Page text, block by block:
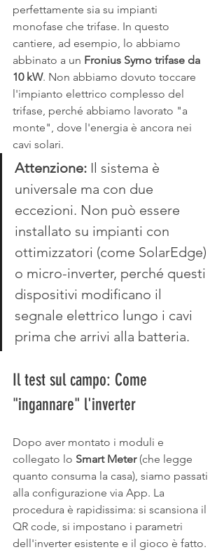
perfettamente sia su impianti
monofase che trifase. In questo
cantiere, ad esempio, lo abbiamo
abbinato a un Fronius Symo trifase da
10 kW. Non abbiamo dovuto toccare
l'impianto elettrico complesso del
trifase, perché abbiamo lavorato "a
monte", dove l'energia è ancora nei
cavi solari.
Attenzione: Il sistema è
universale ma con due
eccezioni. Non può essere
installato su impianti con
ottimizzatori (come SolarEdge)
o micro-inverter, perché questi
dispositivi modificano il
segnale elettrico lungo i cavi
prima che arrivi alla batteria.
Il test sul campo: Come
"ingannare" l'inverter
Dopo aver montato i moduli e
collegato lo Smart Meter (che legge
quanto consuma la casa), siamo passati
alla configurazione via App. La
procedura è rapidissima: si scansiona il
QR code, si impostano i parametri
dell'inverter esistente e il gioco è fatto.